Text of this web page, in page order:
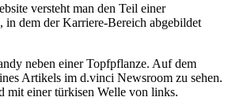
versteht man den Teil einer
in dem der Karriere-Bereich abgebildet